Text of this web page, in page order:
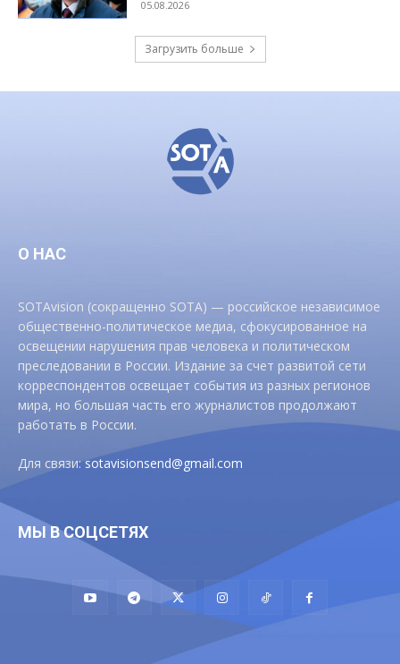
05.08.2026
Загрузить больше
О НАС
SOTAvision (сокращенно SOTA) — российское независимое
общественно-политическое медиа, сфокусированное на
освещении нарушения прав человека и политическом
преследовании в России. Издание за счет развитой сети
корреспондентов освещает события из разных регионов
мира, но большая часть его журналистов продолжают
работать в России.
Для связи:sotavisionsend@gmail.com
МЫ В СОЦСЕТЯХ